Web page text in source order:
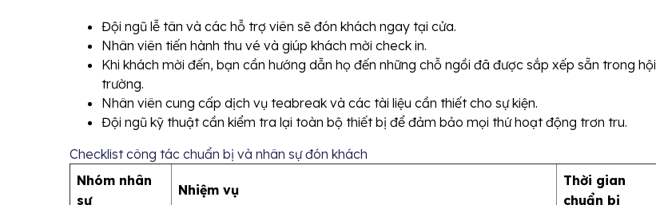
Đội ngũ lễ tân và các hỗ trợ viên sẽ đón khách ngay tại cửa.
Nhân viên tiến hành thu vé và giúp khách mời check in.
Khi khách mời đến, bạn cần hướng dẫn họ đến những chỗ ngồi đã được sắp xếp sẵn trong hội
trường.
Nhân viên cung cấp dịch vụ teabreak và các tài liệu cần thiết cho sự kiện.
Đội ngũ kỹ thuật cần kiểm tra lại toàn bộ thiết bị để đảm bảo mọi thứ hoạt động trơn tru.
Checklist công tác chuẩn bị và nhân sự đón khách
Nhóm nhân
sự
Nhiệm vụ
Thời gian
chuẩn bị